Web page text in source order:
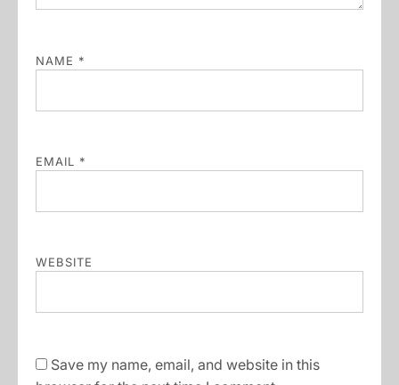
NAME *
EMAIL *
WEBSITE
Save my name, email, and website in this